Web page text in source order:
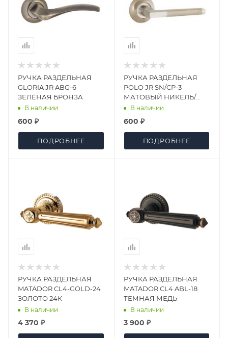
РУЧКА РАЗДЕЛЬНАЯ
GLORIA JR ABG-6
ЗЕЛЁНАЯ БРОНЗА
В наличии
600 ₽
ПОДРОБНЕЕ
РУЧКА РАЗДЕЛЬНАЯ
POLO JR SN/CP-3
МАТОВЫЙ НИКЕЛЬ/
ХРОМ
В наличии
600 ₽
ПОДРОБНЕЕ
РУЧКА РАЗДЕЛЬНАЯ
MATADOR CL4-GOLD-24
ЗОЛОТО 24К
В наличии
4 370 ₽
РУЧКА РАЗДЕЛЬНАЯ
MATADOR CL4 ABL-18
ТЕМНАЯ МЕДЬ
В наличии
3 900 ₽